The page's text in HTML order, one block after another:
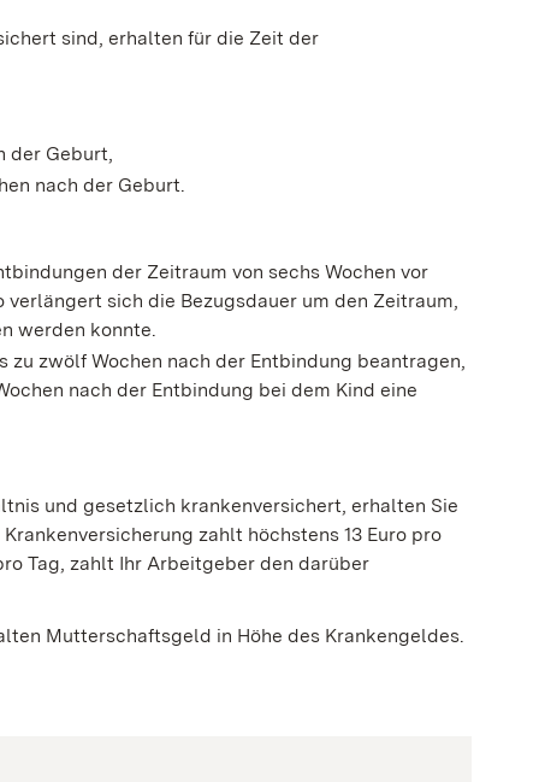
sind, erhalten für die Zeit der
der Geburt,
nach der Geburt.
der Zeitraum von sechs Wochen vor
sich die Bezugsdauer um den Zeitraum,
werden konnte.
zwölf Wochen nach der Entbindung beantragen,
nach der Entbindung bei dem Kind eine
und gesetzlich krankenversichert, erhalten Sie
zahlt höchstens 13 Euro pro
Tag, zahlt Ihr Arbeitgeber den darüber
Mutterschaftsgeld in Höhe des Krankengeldes.